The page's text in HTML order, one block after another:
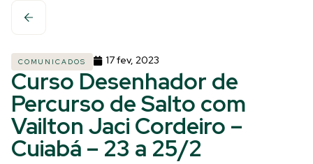
COMUNICADOS 17 fev, 2023
Curso Desenhador de
Percurso de Salto com
Vailton Jaci Cordeiro –
Cuiabá – 23 a 25/2